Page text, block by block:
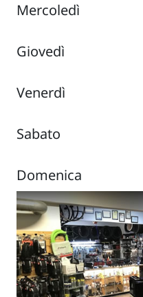
Mercoledì
Giovedì
Venerdì
Sabato
Domenica